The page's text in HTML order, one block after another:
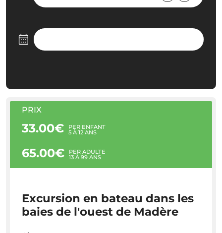
PRIX
33.00€ PER ENFANT
5 À 12 ANS
65.00€ PER ADULTE
13 À 99 ANS
Excursion en bateau dans les
baies de l'ouest de Madère